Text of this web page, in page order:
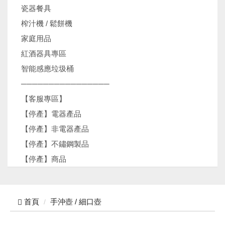
瓷器餐具
榨汁機 / 鬆餅機
家庭用品
紅酒器具專區
智能感應垃圾桶
────────────────
【客服專區】
【停產】電器產品
【停產】非電器產品
【停產】不鏽鋼製品
【停產】商品
首頁 手沖壺 / 細口壺